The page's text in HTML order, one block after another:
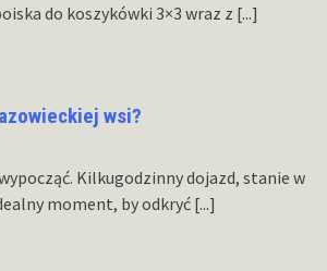
do koszykówki 3×3 wraz z [...]
wsi?
Kilkugodzinny dojazd, stanie w
moment, by odkryć [...]